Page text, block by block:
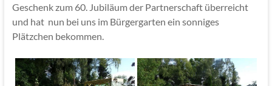
Geschenk zum 60. Jubiläum der Partnerschaft überreicht
und hat nun bei uns im Bürgergarten ein sonniges
Plätzchen bekommen.